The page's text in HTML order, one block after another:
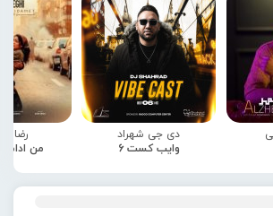
دی جی شهراد
وایب کست 6
رضا
من